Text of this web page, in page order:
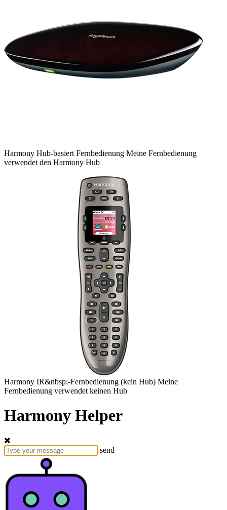
Harmony Hub-basiert Fernbedienung Meine Fernbedienung
verwendet den Harmony Hub
Harmony IR&nbsp;-Fernbedienung (kein Hub) Meine
Fernbedienung verwendet keinen Hub
Harmony Helper
send